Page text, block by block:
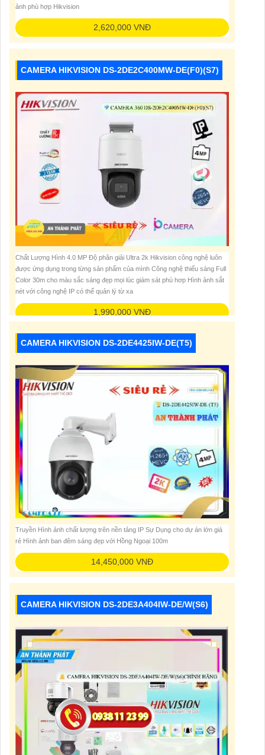
ảnh phù hợp Hikvision
2,620,000 VNĐ
CAMERA HIKVISION DS-2DE2C400MW-DE(F0)(S7)
Chất Lượng Hình 4.0 MP Độ phân giải Ultra 2k Hikvision công nghệ luôn
được ứng dụng trong từng sản phẩm của mình Công nghệ thiếu sáng Full
Color 30m cho màu sắc sáng đẹp mọi lúc giám sát phù hơp Hình ảnh sắt
nét với công nghệ IP có thể quản lý từ xa
1,990,000 VNĐ
CAMERA HIKVISION DS-2DE4425IW-DE(T5)
Truyền Hình ảnh chất lượng trên nền tảng IP Sự Dụng cho dự án lớn giá
rẻ Hình ảnh ban đêm sáng đẹp với Hồng Ngoại 100m
14,450,000 VNĐ
CAMERA HIKVISION DS-2DE3A404IW-DE/W(S6)